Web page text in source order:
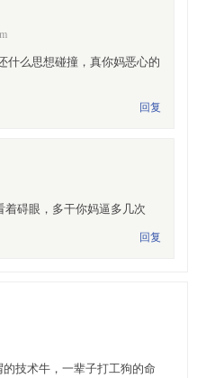
什么思想碰撞，真你妈恶心的
回复
碍眼，多干你妈逼多几次
回复
技术牛，一辈子打工狗的命